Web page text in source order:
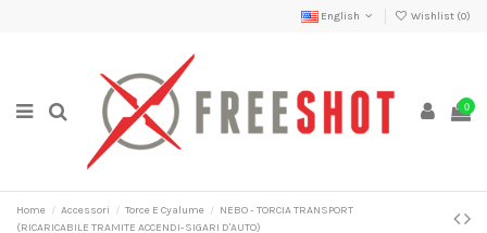
English Wishlist (0)
0
Home Accessori Torce E Cyalume
NEBO - TORCIA TRANSPORT
(RICARICABILE TRAMITE ACCENDI-SIGARI D'AUTO)